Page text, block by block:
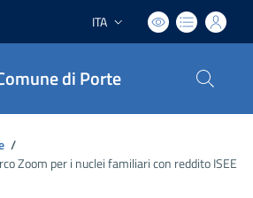
Lingua attiva:
ITA
di Porte
/
Zoom per i nuclei familiari con reddito ISEE